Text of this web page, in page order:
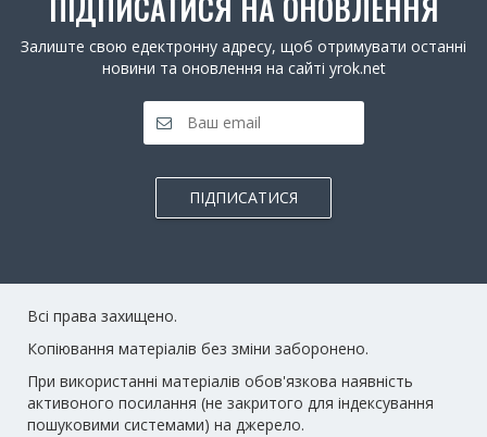
Залиште свою едектронну адресу, щоб отримувати останні
новини та оновлення на сайті yrok.net
ПІДПИСАТИСЯ
Всі права захищено.
Копіювання матеріалів без зміни заборонено.
При використанні матеріалів обов'язкова наявність
активоного посилання (не закритого для індексування
пошуковими системами) на джерело.